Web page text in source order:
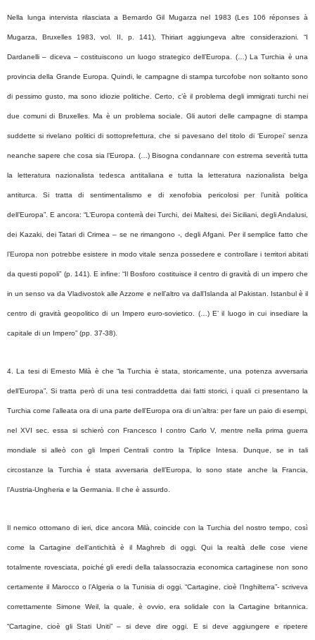
Nella lunga intervista rilasciata a Bernardo Gil Mugarza nel 1983 (Les 106 réponses à
Mugarza, Bruxelles 1983, vol. II, p. 141), Thiriart aggiungeva altre considerazioni. “I
Dardanelli – diceva – costituiscono un luogo strategico dell’Europa. (…) La Turchia è una
provincia della Grande Europa. Quindi, le campagne di stampa turcofobe non soltanto sono
di pessimo gusto, ma sono idiozie politiche. Certo, c’è il problema degli immigrati turchi nei
due comuni di Bruxelles. Ma è un problema sociale. Gli autori delle campagne di stampa
suddette si rivelano politici di sottoprefettura, che si pavesano del titolo di ‘Europei’ senza
neanche sapere che cosa sia l’Europa. (…) Bisogna condannare con estrema severità tutta
la letteratura nazionalista tedesca antitaliana e tutta la letteratura nazionalista belga
antiturca. Si tratta di sentimentalismo e di xenofobia pericolosi per l’unità politica
dell’Europa”. E ancora: “L’Europa conterrà dei Turchi, dei Maltesi, dei Siciliani, degli Andalusi,
dei Kazaki, dei Tatari di Crimea – se ne rimangono -, degli Afgani. Per il semplice fatto che
l’Europa non potrebbe esistere in modo vitale senza possedere e controllare i territori abitati
da questi popoli” (p. 141). E infine: “Il Bosforo costituisce il centro di gravità di un impero che
in un senso va da Vladivostok alle Azzorre e nell’altro va dall’Islanda al Pakistan. Istanbul è il
centro di gravità geopolitico di un Impero euro-sovietico. (…) E’ il luogo in cui insediare la
capitale di un Impero” (pp. 37-38).
4. La tesi di Ernesto Milà è che “la Turchia è stata, storicamente, una potenza avversaria
dell’Europa”. Si tratta però di una tesi contraddetta dai fatti storici, i quali ci presentano la
Turchia come l’alleata ora di una parte dell’Europa ora di un’altra: per fare un paio di esempi,
nel XVI sec. essa si schierò con Francesco I contro Carlo V, mentre nella prima guerra
mondiale si alleò con gli Imperi Centrali contro la Triplice Intesa. Dunque, se in tali
circostanze la Turchia è stata avversaria dell’Europa, lo sono state anche la Francia,
l’Austria-Ungheria e la Germania. Il che è assurdo.
Il nemico ottomano di ieri, dice ancora Milà, coincide con la Turchia del nostro tempo, così
come la Cartagine dell’antichità è il Maghreb di oggi. Qui la realtà delle cose viene
totalmente rovesciata, poiché gli eredi della talassocrazia economica cartaginese non sono
certamente il Marocco o l’Algeria o la Tunisia di oggi. “Cartagine, cioè l’Inghilterra”- scriveva
correttamente Simone Weil, la quale, è ovvio, era solidale con la Cartagine britannica.
“Cartagine, cioè gli Stati Uniti” – si deve dire oggi. E si deve aggiungere e ripetere